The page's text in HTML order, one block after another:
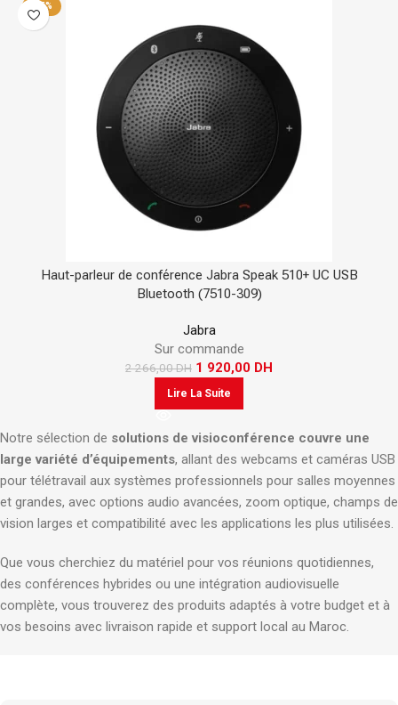
-15%
Haut-parleur de conférence Jabra Speak 510+ UC USB
Bluetooth (7510-309)
Jabra
Sur commande
2 266,00DH 1 920,00 DH
Lire La Suite
Notre sélection de solutions de visioconférence couvre une
large variété d’équipements, allant des webcams et caméras USB
pour télétravail aux systèmes professionnels pour salles moyennes
et grandes, avec options audio avancées, zoom optique, champs de
vision larges et compatibilité avec les applications les plus utilisées.
Que vous cherchiez du matériel pour vos réunions quotidiennes,
des conférences hybrides ou une intégration audiovisuelle
complète, vous trouverez des produits adaptés à votre budget et à
vos besoins avec livraison rapide et support local au Maroc.